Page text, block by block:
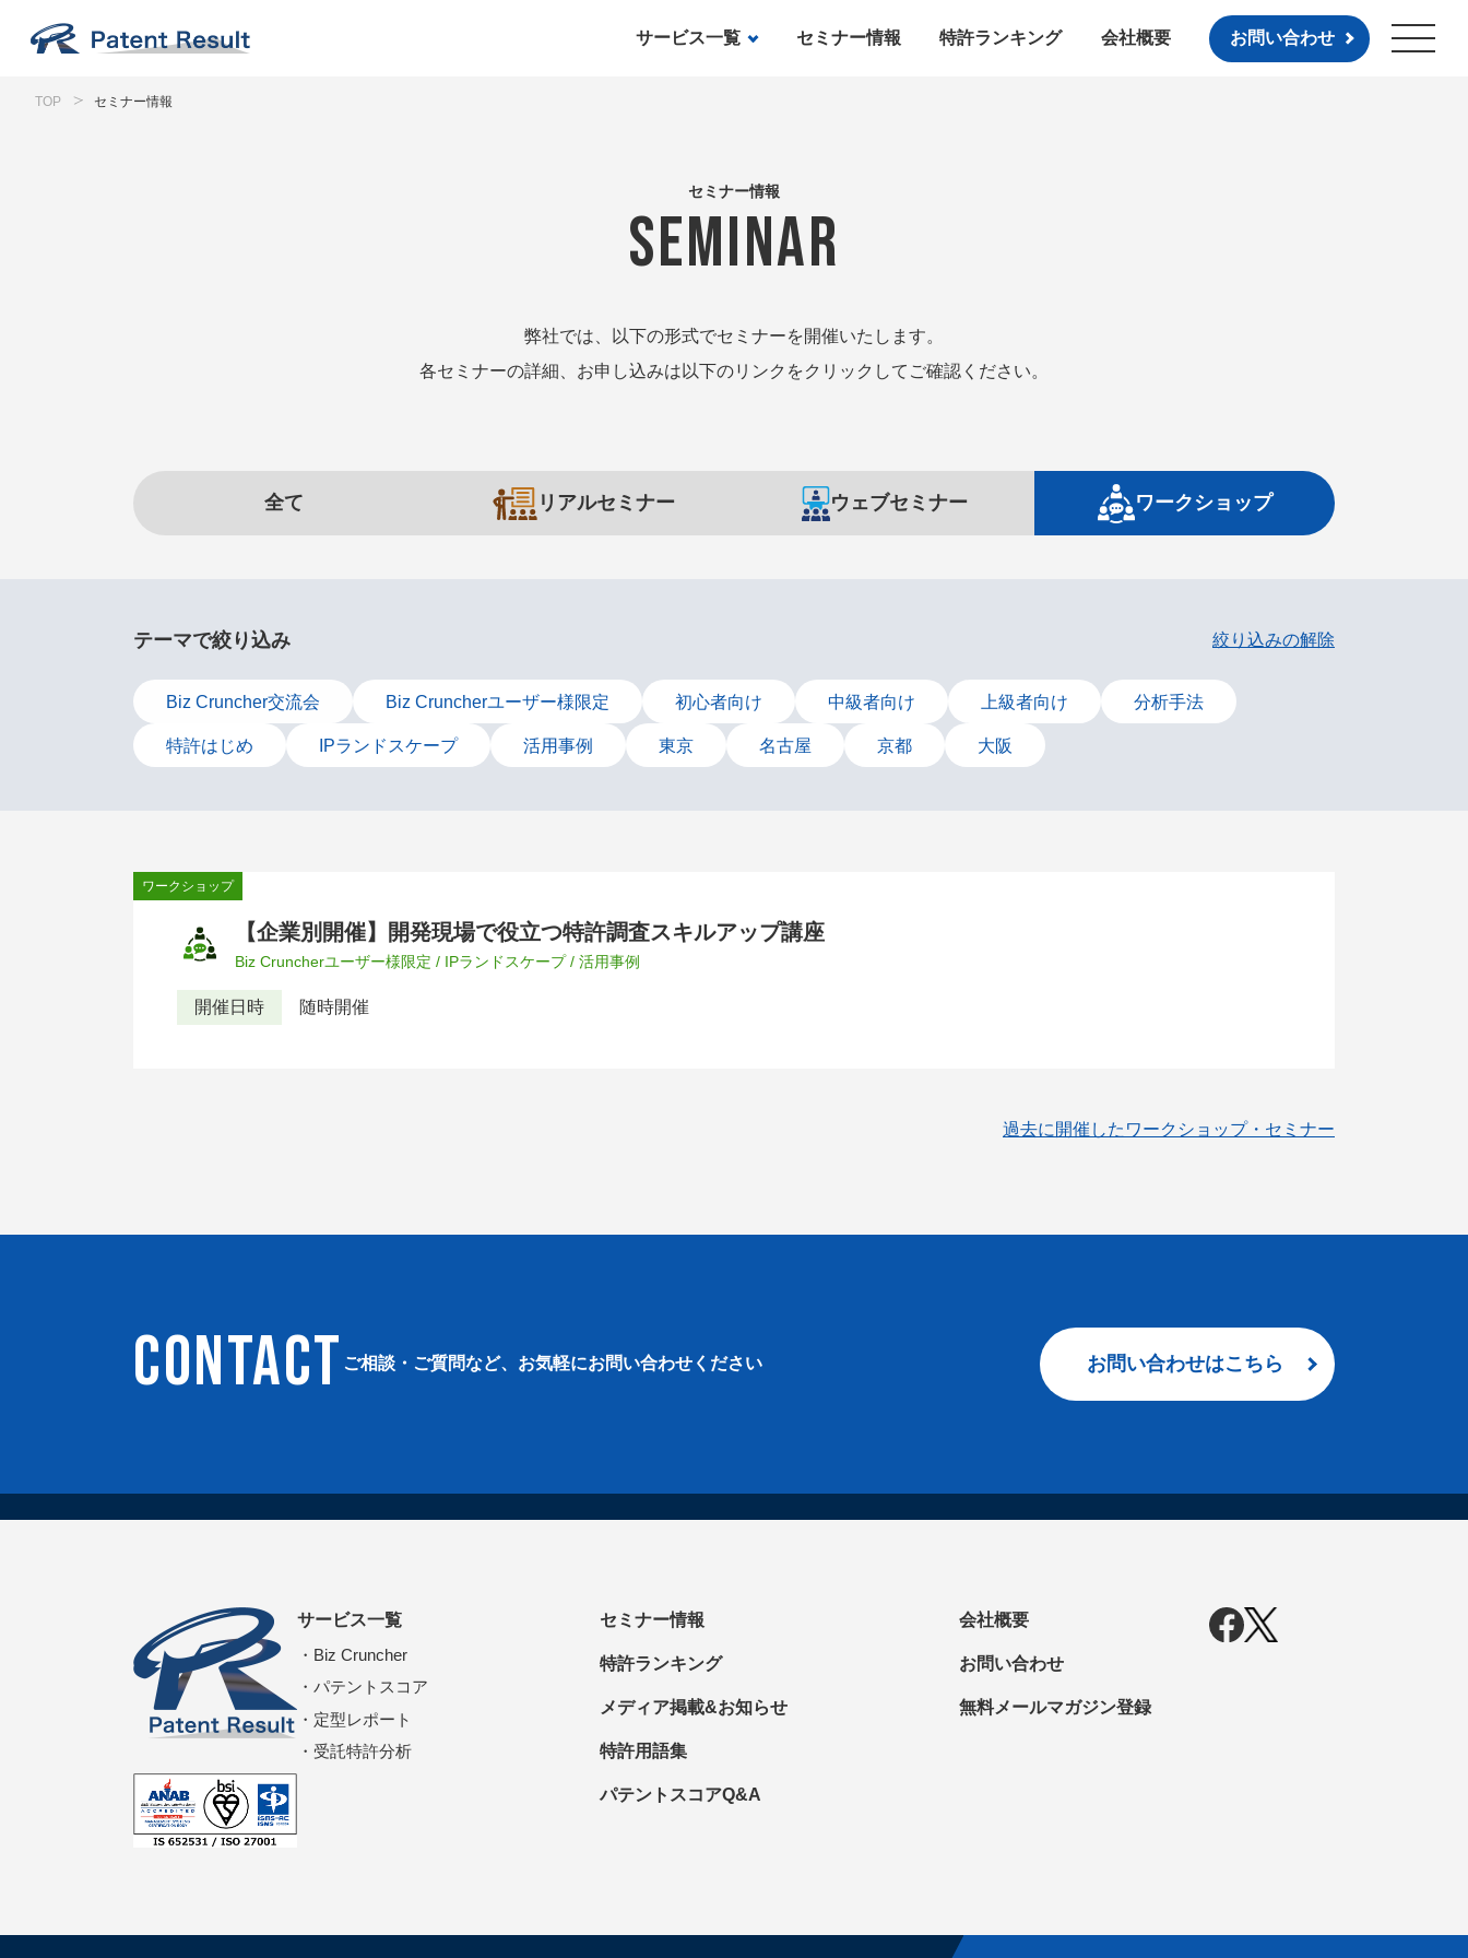
サービス一覧 セミナー情報 特許ランキング 会社概要 お問い合わせ
TOP セミナー情報
セミナー情報
SEMINAR
弊社では、以下の形式でセミナーを開催いたします。
各セミナーの詳細、お申し込みは以下のリンクをクリックしてご確認ください。
全て リアルセミナー ウェブセミナー ワークショップ
テーマで絞り込み 絞り込みの解除
Biz Cruncher交流会 Biz Cruncherユーザー様限定 初心者向け 中級者向け 上級者向け 分析手法
特許はじめ IPランドスケープ 活用事例 東京 名古屋 京都 大阪
ワークショップ
【企業別開催】開発現場で役立つ特許調査スキルアップ講座
Biz Cruncherユーザー様限定 / IPランドスケープ / 活用事例
開催日時 随時開催
過去に開催したワークショップ・セミナー
ご相談・ご質問など、 お気軽にお問い合わせください
CONTACT お問い合わせはこちら
サービス一覧
Biz Cruncher
パテントスコア
定型レポート
受託特許分析
セミナー情報
特許ランキング
メディア掲載&お知らせ
特許用語集
パテントスコアQ&A
会社概要
お問い合わせ
無料メールマガジン登録